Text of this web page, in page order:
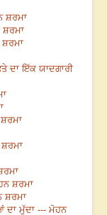
ਸ਼ਰਮਾ
ਸ਼ਰਮਾ
ਦਾ ਇੱਕ ਯਾਦਗਾਰੀ
ਸ਼ਰਮਾ
ਸ਼ਰਮਾ
ਮੁੱਦਾ --- ਮੋਹਨ